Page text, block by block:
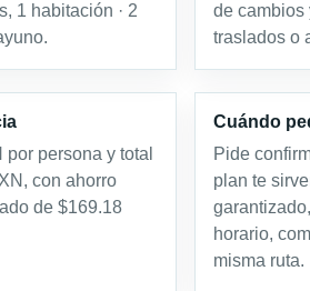
1 habitación · 2
de cambios
traslados o
persona y total
con ahorro
de $169.18
Cuándo
Pide
plan te
horario,
misma ruta.